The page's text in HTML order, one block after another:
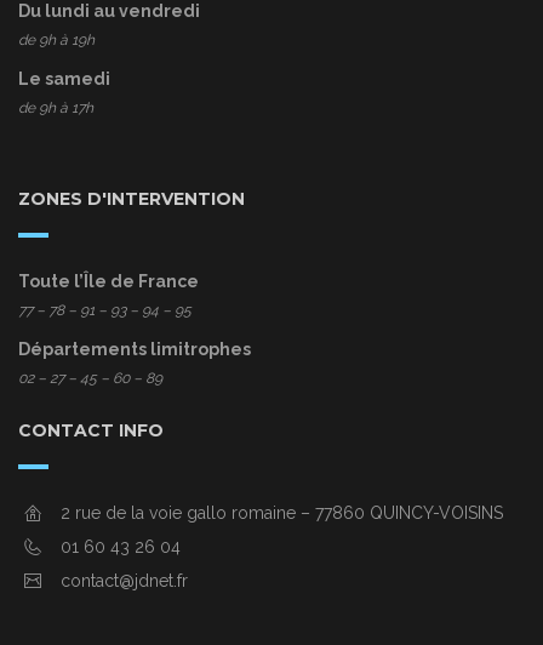
Du lundi au vendredi
de 9h à 19h
Le samedi
de 9h à 17h
ZONES D'INTERVENTION
Toute l’Île de France
77– 78 – 91 – 93 – 94 – 95
Départements limitrophes
02 – 27 – 45 – 60 – 89
CONTACT INFO
2 rue de la voie gallo romaine – 77860 QUINCY-VOISINS
01 60 43 26 04
contact@jdnet.fr